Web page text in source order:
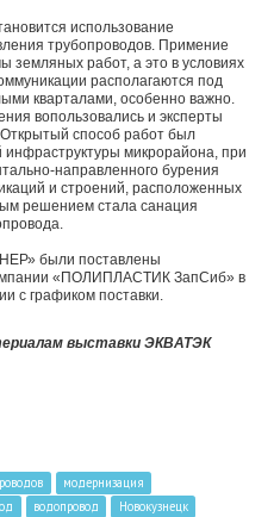
использование
трубопроводов. Примение
земляных работ, а это в условиях
располагаются под
кварталами, особенно важно.
вопользовались и эксперты
способ работ был
микрорайона, при
направленного бурения
и строений, расположенных
решением стала санация
были поставлены
«ПОЛИПЛАСТИК ЗапСиб» в
с графиком поставки.
выставки ЭКВАТЭК
модернизация
водопровод
Новокузнецк